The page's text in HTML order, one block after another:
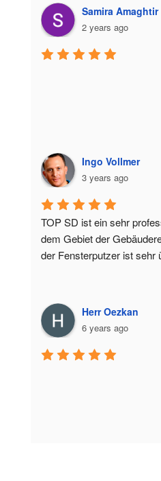
Samira Amaghtir
2 years ago
Ingo Vollmer
3 years ago
TOP SD ist ein sehr
dem Gebiet der
der Fensterputzer ist sehr
Herr Oezkan
6 years ago